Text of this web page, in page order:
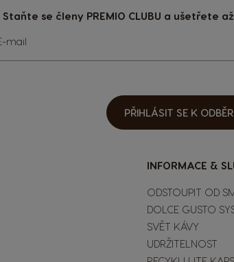
Staňte se členy PREMIO CLUBU a ušetřete
mail
PŘIHLÁSIT SE K
INFORMACE &
ODSTOUPIT OD
DOLCE GUSTO
SVĚT KÁVY
UDRŽITELNOST